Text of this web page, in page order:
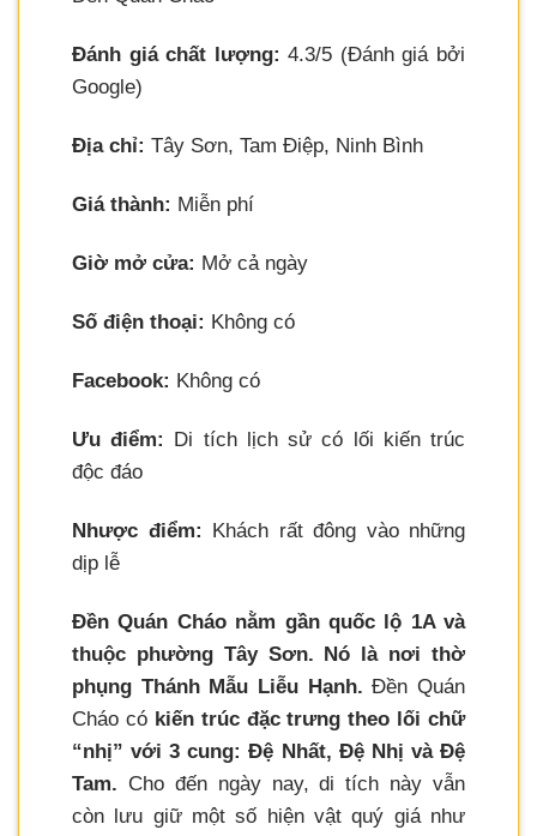
Đánh giá chất lượng: 4.3/5 (Đánh giá bởi
Google)
Địa chỉ: Tây Sơn, Tam Điệp, Ninh Bình
Giá thành: Miễn phí
Giờ mở cửa: Mở cả ngày
Số điện thoại: Không có
Facebook: Không có
Ưu điểm:
Di tích lịch sử có lối kiến trúc
độc đáo
Nhược điểm: Khách rất đông vào những
dịp lễ
Đền Quán Cháo nằm gần quốc lộ 1A và
thuộc phường Tây Sơn. Nó là nơi thờ
phụng Thánh Mẫu Liễu Hạnh. Đền Quán
Cháo cókiến trúc đặc trưng theo lối chữ
“nhị” với 3 cung: Đệ Nhất, Đệ Nhị và Đệ
Tam. Cho đến ngày nay, di tích này vẫn
còn lưu giữ một số hiện vật quý giá như